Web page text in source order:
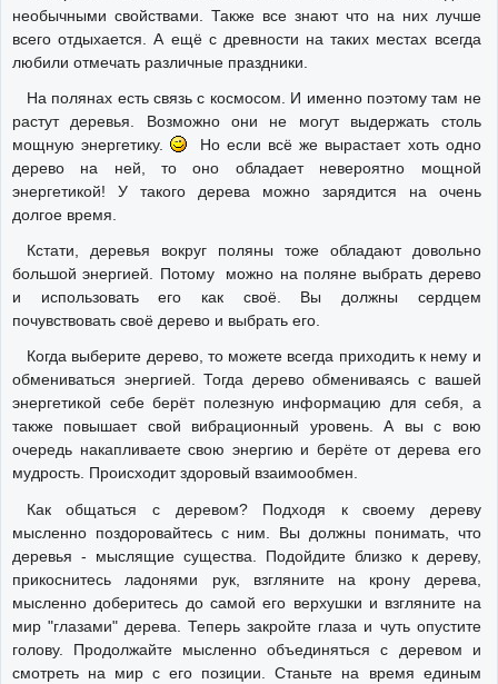
необычными свойствами. Также все знают что на них лучше
всего отдыхается. А ещё с древности на таких местах всегда
любили отмечать различные праздники.
На полянах есть связь с космосом. И именно поэтому там не
растут деревья. Возможно они не могут выдержать столь
мощную энергетику.
Но если всё же вырастает хоть одно
дерево на ней, то оно обладает невероятно мощной
энергетикой! У такого дерева можно зарядится на очень
долгое время.
Кстати, деревья вокруг поляны тоже обладают довольно
большой энергией. Потому можно на поляне выбрать дерево
и использовать его как своё. Вы должны сердцем
почувствовать своё дерево и выбрать его.
Когда выберите дерево, то можете всегда приходить к нему и
обмениваться энергией. Тогда дерево обмениваясь с вашей
энергетикой себе берёт полезную информацию для себя, а
также повышает свой вибрационный уровень. А вы с вою
очередь накапливаете свою энергию и берёте от дерева его
мудрость. Происходит здоровый взаимообмен.
Как общаться с деревом? Подходя к своему дереву
мысленно поздоровайтесь с ним. Вы должны понимать, что
деревья - мыслящие существа. Подойдите близко к дереву,
прикоснитесь ладонями рук, взгляните на крону дерева,
мысленно доберитесь до самой его верхушки и взгляните на
мир "глазами" дерева. Теперь закройте глаза и чуть опустите
голову. Продолжайте мысленно объединяться с деревом и
смотреть на мир с его позиции. Станьте на время единым